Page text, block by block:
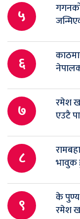
५
६
७
रमेश
एउटै
८
भावुक
९
के पुण्य
रमेश